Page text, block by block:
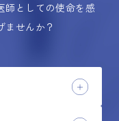
師としての使命を感
ませんか？